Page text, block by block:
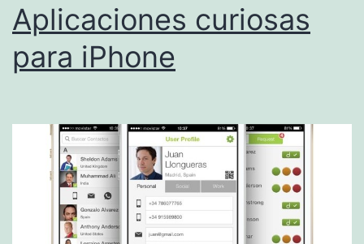
Aplicaciones curiosas
para iPhone